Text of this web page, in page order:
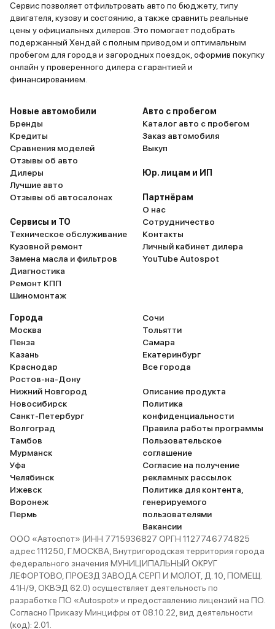
Сервис позволяет отфильтровать авто по бюджету, типу
двигателя, кузову и состоянию, а также сравнить реальные
цены у официальных дилеров. Это помогает подобрать
подержанный Хендай с полным приводом и оптимальным
пробегом для города и загородных поездок, оформив покупку
онлайн у проверенного дилера с гарантией и
финансированием.
Новые автомобили
Бренды
Кредиты
Сравнения моделей
Отзывы об авто
Дилеры
Лучшие авто
Отзывы об автосалонах
Сервисы и ТО
Техническое обслуживание
Кузовной ремонт
Замена масла и фильтров
Диагностика
Ремонт КПП
Шиномонтаж
Авто с пробегом
Каталог авто с пробегом
Заказ автомобиля
Выкуп
Юр. лицам и ИП
Партнёрам
О нас
Сотрудничество
Контакты
Личный кабинет дилера
YouTube Autospot
Города
Москва
Пенза
Казань
Краснодар
Ростов-на-Дону
Нижний Новгород
Новосибирск
Санкт-Петербург
Волгоград
Тамбов
Мурманск
Уфа
Челябинск
Ижевск
Воронеж
Пермь
Сочи
Тольятти
Самара
Екатеринбург
Все города
Описание продукта
Политика
конфиденциальности
Правила работы программы
Пользовательское
соглашение
Согласие на получение
рекламных рассылок
Политика для контента,
генерируемого
пользователями
Вакансии
ООО «Автоспот» (ИНН 7715936827 ОРГН 1127746774825
адрес 111250, Г.МОСКВА, Внутригородская территория города
федерального значения МУНИЦИПАЛЬНЫЙ ОКРУГ
ЛЕФОРТОВО, ПРОЕЗД ЗАВОДА СЕРП И МОЛОТ, Д. 10, ПОМЕЩ.
41Н/9, ОКВЭД 62.0) осуществляет деятельность по
разработке ПО «Autospot» и предоставлению лицензий на ПО.
Согласно Приказу Минцифры от 08.10.22, вид деятельности
(код): 2.01.